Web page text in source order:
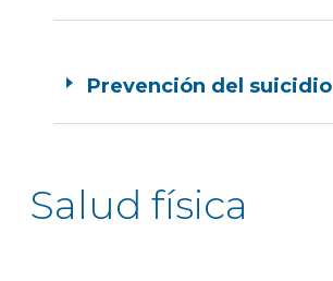
Prevención del suicidio
Salud física